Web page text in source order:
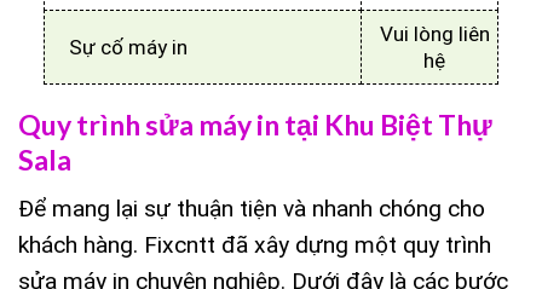
Sự cố máy in
Vui lòng liên
hệ
Quy trình sửa máy in tại Khu Biệt Thự
Sala
Để mang lại sự thuận tiện và nhanh chóng cho
khách hàng. Fixcntt đã xây dựng một quy trình
sửa máy in chuyên nghiệp. Dưới đây là các bước